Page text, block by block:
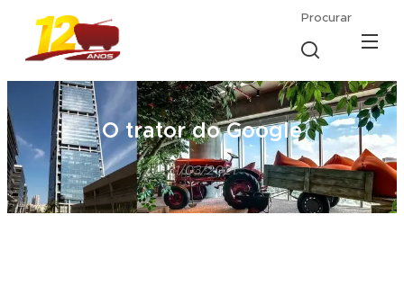
Procurar
O trator do Google
31/03/2021